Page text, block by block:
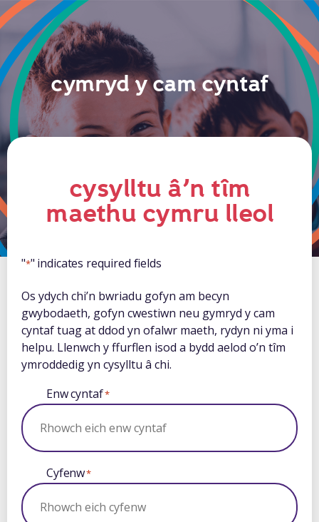
cymryd y cam cyntaf
cysylltu â’n tîm
maethu cymru lleol
"*" indicates required fields
Os ydych chi’n bwriadu gofyn am becyn
gwybodaeth, gofyn cwestiwn neu gymryd y cam
cyntaf tuag at ddod yn ofalwr maeth, rydyn ni yma i
helpu. Llenwch y ffurflen isod a bydd aelod o’n tîm
ymroddedig yn cysylltu â chi.
Enw cyntaf*
Cyfenw*